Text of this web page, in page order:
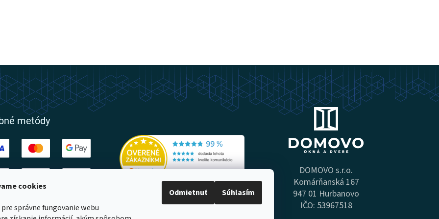
cookies
správne fungovanie webu
Odmietnuť Súhlasím
metódy
DOMOVO s.r.o.
Komárňanská 167
947 01 Hurbanovo
IČO: 53967518